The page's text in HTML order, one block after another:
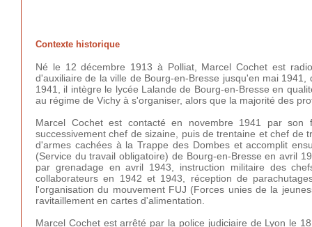
Contexte historique
Né le 12 décembre 1913 à Polliat, Marcel Cochet est
d'auxiliaire de la ville de Bourg-en-Bresse jusqu'en mai
1941, il intègre le lycée Lalande de Bourg-en-Bresse en
au régime de Vichy à s'organiser, alors que la majorité des
Marcel Cochet est contacté en novembre 1941 par
successivement chef de sizaine, puis de trentaine et chef
d'armes cachées à la Trappe des Dombes et accomplit
(Service du travail obligatoire) de Bourg-en-Bresse en avril
par grenadage en avril 1943, instruction militaire des
collaborateurs en 1942 et 1943, réception de
l'organisation du mouvement FUJ (Forces unies de la
ravitaillement en cartes d'alimentation.
Marcel Cochet est arrêté par la police judiciaire de Lyon le